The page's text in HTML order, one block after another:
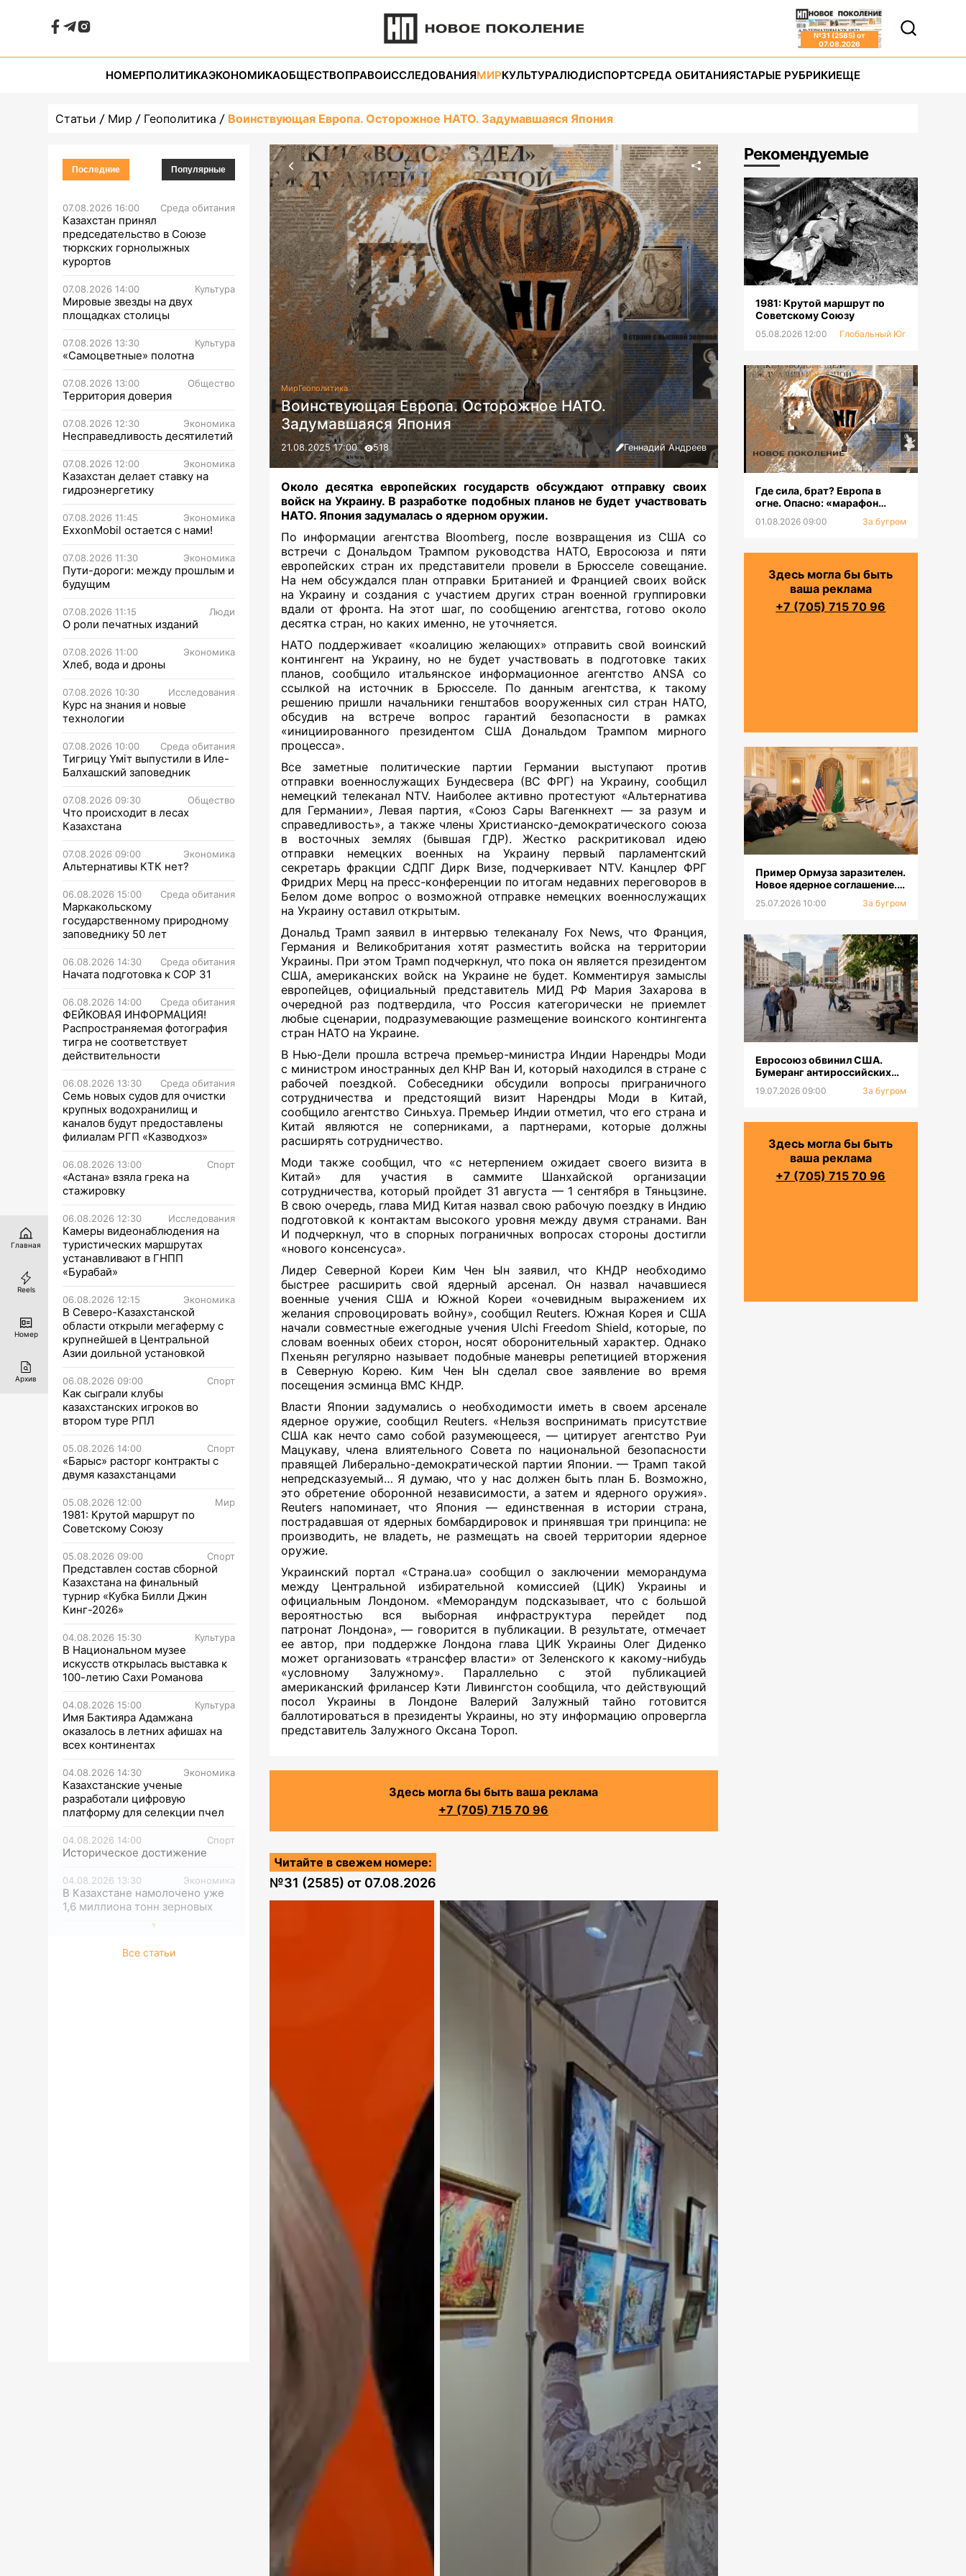
№31 (2585) от
07.08.2026
НОМЕРПОЛИТИКАЭКОНОМИКАОБЩЕСТВОПРАВОИССЛЕДОВАНИЯМИРКУЛЬТУРАЛЮДИСПОРТСРЕДА ОБИТАНИЯСТАРЫЕ РУБРИКИЕЩЕ
Статьи Мир Геополитика Воинствующая Европа. Осторожное НАТО. Задумавшаяся Япония
Последние Популярные
07.08.2026 16:00 Среда обитания
Казахстан принял
председательство в Союзе
тюркских горнолыжных
курортов
07.08.2026 14:00 Культура
Мировые звезды на двух
площадках столицы
07.08.2026 13:30 Культура
«Самоцветные» полотна
07.08.2026 13:00 Общество
Территория доверия
07.08.2026 12:30 Экономика
Несправедливость десятилетий
07.08.2026 12:00 Экономика
Казахстан делает ставку на
гидроэнергетику
07.08.2026 11:45 Экономика
ExxonMobil остается с нами!
07.08.2026 11:30 Экономика
Пути-дороги: между прошлым и
будущим
07.08.2026 11:15 Люди
О роли печатных изданий
07.08.2026 11:00 Экономика
Хлеб, вода и дроны
07.08.2026 10:30 Исследования
Курс на знания и новые
технологии
07.08.2026 10:00 Среда обитания
Тигрицу Үміт выпустили в Иле-
Балхашский заповедник
07.08.2026 09:30 Общество
Что происходит в лесах
Казахстана
07.08.2026 09:00 Экономика
Альтернативы КТК нет?
06.08.2026 15:00 Среда обитания
Маркакольскому
государственному природному
заповеднику 50 лет
06.08.2026 14:30 Среда обитания
Начата подготовка к СОР 31
06.08.2026 14:00 Среда обитания
ФЕЙКОВАЯ ИНФОРМАЦИЯ!
Распространяемая фотография
тигра не соответствует
действительности
06.08.2026 13:30 Среда обитания
Семь новых судов для очистки
крупных водохранилищ и
каналов будут предоставлены
филиалам РГП «Казводхоз»
06.08.2026 13:00 Спорт
«Астана» взяла грека на
стажировку
06.08.2026 12:30 Исследования
Камеры видеонаблюдения на
туристических маршрутах
устанавливают в ГНПП
«Бурабай»
06.08.2026 12:15 Экономика
В Северо-Казахстанской
области открыли мегаферму с
крупнейшей в Центральной
Азии доильной установкой
06.08.2026 09:00 Спорт
Как сыграли клубы
казахстанских игроков во
втором туре РПЛ
05.08.2026 14:00 Спорт
«Барыс» расторг контракты с
двумя казахстанцами
05.08.2026 12:00 Мир
1981: Крутой маршрут по
Советскому Союзу
05.08.2026 09:00 Спорт
Представлен состав сборной
Казахстана на финальный
турнир «Кубка Билли Джин
Кинг-2026»
04.08.2026 15:30 Культура
В Национальном музее
искусств открылась выставка к
100-летию Сахи Романова
04.08.2026 15:00 Культура
Имя Бактияра Адамжана
оказалось в летних афишах на
всех континентах
04.08.2026 14:30 Экономика
Казахстанские ученые
разработали цифровую
платформу для селекции пчел
04.08.2026 14:00 Спорт
Историческое достижение
04.08.2026 13:30 Экономика
В Казахстане намолочено уже
1,6 миллиона тонн зерновых
Все статьи
МирГеополитика
Воинствующая Европа. Осторожное НАТО.
Задумавшаяся Япония
21.08.2025 17:00 518 Геннадий Андреев
Около десятка европейских государств обсуждают отправку своих
войск на Украину. В разработке подобных планов не будет участвовать
НАТО. Япония задумалась о ядерном оружии.
По информации агентства Bloomberg, после возвращения из США со
встречи с Дональдом Трампом руководства НАТО, Евросоюза и пяти
европейских стран их представители провели в Брюсселе совещание.
На нем обсуждался план отправки Британией и Францией своих войск
на Украину и создания с участием других стран военной группировки
вдали от фронта. На этот шаг, по сообщению агентства, готово около
десятка стран, но каких именно, не уточняется.
НАТО поддерживает «коалицию желающих» отправить свой воинский
контингент на Украину, но не будет участвовать в подготовке таких
планов, сообщило итальянское информационное агентство ANSA со
ссылкой на источник в Брюсселе. По данным агентства, к такому
решению пришли начальники генштабов вооруженных сил стран НАТО,
обсудив на встрече вопрос гарантий безопасности в рамках
«инициированного президентом США Дональдом Трампом мирного
процесса».
Все заметные политические партии Германии выступают против
отправки военнослужащих Бундесвера (ВС ФРГ) на Украину, сообщил
немецкий телеканал NTV. Наиболее активно протестуют «Альтернатива
для Германии», Левая партия, «Союз Сары Вагенкнехт — за разум и
справедливость», а также члены Христианско-демократического союза
в восточных землях (бывшая ГДР). Жестко раскритиковал идею
отправки немецких военных на Украину первый парламентский
секретарь фракции СДПГ Дирк Визе, подчеркивает NTV. Канцлер ФРГ
Фридрих Мерц на пресс-конференции по итогам недавних переговоров в
Белом доме вопрос о возможной отправке немецких военнослужащих
на Украину оставил открытым.
Дональд Трамп заявил в интервью телеканалу Fox News, что Франция,
Германия и Великобритания хотят разместить войска на территории
Украины. При этом Трамп подчеркнул, что пока он является президентом
США, американских войск на Украине не будет. Комментируя замыслы
европейцев, официальный представитель МИД РФ Мария Захарова в
очередной раз подтвердила, что Россия категорически не приемлет
любые сценарии, подразумевающие размещение воинского контингента
стран НАТО на Украине.
В Нью-Дели прошла встреча премьер-министра Индии Нарендры Моди
с министром иностранных дел КНР Ван И, который находился в стране с
рабочей поездкой. Собеседники обсудили вопросы приграничного
сотрудничества и предстоящий визит Нарендры Моди в Китай,
сообщило агентство Синьхуа. Премьер Индии отметил, что его страна и
Китай являются не соперниками, а партнерами, которые должны
расширять сотрудничество.
Моди также сообщил, что «с нетерпением ожидает своего визита в
Китай» для участия в саммите Шанхайской организации
сотрудничества, который пройдет 31 августа — 1 сентября в Тяньцзине.
В свою очередь, глава МИД Китая назвал свою рабочую поездку в Индию
подготовкой к контактам высокого уровня между двумя странами. Ван
И подчеркнул, что в спорных пограничных вопросах стороны достигли
«нового консенсуса».
Лидер Северной Кореи Ким Чен Ын заявил, что КНДР необходимо
быстрее расширить свой ядерный арсенал. Он назвал начавшиеся
военные учения США и Южной Кореи «очевидным выражением их
желания спровоцировать войну», сообщил Reuters. Южная Корея и США
начали совместные ежегодные учения Ulchi Freedom Shield, которые, по
словам военных обеих сторон, носят оборонительный характер. Однако
Пхеньян регулярно называет подобные маневры репетицией вторжения
в Северную Корею. Ким Чен Ын сделал свое заявление во время
посещения эсминца ВМС КНДР.
Власти Японии задумались о необходимости иметь в своем арсенале
ядерное оружие, сообщил Reuters. «Нельзя воспринимать присутствие
США как нечто само собой разумеющееся, — цитирует агентство Руи
Мацукаву, члена влиятельного Совета по национальной безопасности
правящей Либерально-демократической партии Японии. — Трамп такой
непредсказуемый… Я думаю, что у нас должен быть план Б. Возможно,
это обретение оборонной независимости, а затем и ядерного оружия».
Reuters напоминает, что Япония — единственная в истории страна,
пострадавшая от ядерных бомбардировок и принявшая три принципа: не
производить, не владеть, не размещать на своей территории ядерное
оружие.
Украинский портал «Страна.ua» сообщил о заключении меморандума
между Центральной избирательной комиссией (ЦИК) Украины и
официальным Лондоном. «Меморандум подсказывает, что с большой
вероятностью вся выборная инфраструктура перейдет под
патронат Лондона», — говорится в публикации. В результате, отмечает
ее автор, при поддержке Лондона глава ЦИК Украины Олег Диденко
может организовать «трансфер власти» от Зеленского к какому-нибудь
«условному Залужному». Параллельно с этой публикацией
американский фрилансер Кэти Ливингстон сообщила, что действующий
посол Украины в Лондоне Валерий Залужный тайно готовится
баллотироваться в президенты Украины, но эту информацию опровергла
представитель Залужного Оксана Тороп.
Здесь могла бы быть ваша реклама
+7 (705) 715 70 96
Читайте в свежем номере:
№31 (2585) от 07.08.2026
Рекомендуемые
1981: Крутой маршрут по
Советскому Союзу
05.08.2026 12:00 Глобальный Юг
Где сила, брат? Европа в
огне. Опасно: «марафон
01.08.2026 09:00 За бугром
Здесь могла бы быть
ваша реклама
+7 (705) 715 70 96
Пример Ормуза заразителен.
Новое ядерное соглашение.
25.07.2026 10:00 За бугром
Евросоюз обвинил США.
Бумеранг антироссийских
сокращаться
19.07.2026 09:00 За бугром
Здесь могла бы быть
ваша реклама
+7 (705) 715 70 96
Главная
Reels
Номер
Архив